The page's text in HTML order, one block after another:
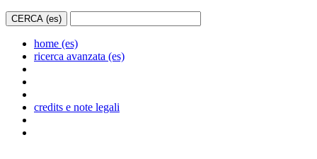
home (es)
ricerca avanzata (es)
credits e note legali